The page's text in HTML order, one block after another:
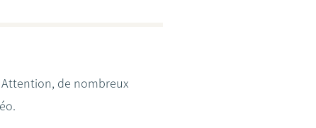
de nombreux